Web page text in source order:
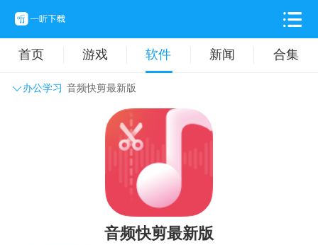
首页 游戏 软件 新闻 合集
办公学习 音频快剪最新版
主题壁纸 旅游出行
拍摄美化
音频快剪最新版